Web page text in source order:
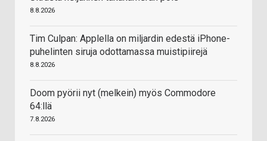
8.8.2026
Tim Culpan: Applella on miljardin edestä iPhone-
puhelinten siruja odottamassa muistipiirejä
8.8.2026
Doom pyörii nyt (melkein) myös Commodore
64:llä
7.8.2026